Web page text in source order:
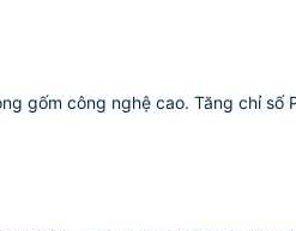
gốm công nghệ cao. Tăng chỉ